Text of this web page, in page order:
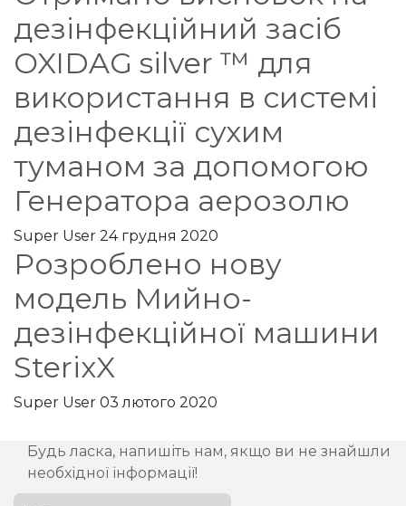
дезінфекційний засіб
OXIDAG silver ™ для
використання в системі
дезінфекції сухим
туманом за допомогою
Генератора аерозолю
Super User 24 грудня 2020
Розроблено нову
модель Мийно-
дезінфекційної машини
SterixX
Super User 03 лютого 2020
Будь ласка, напишіть нам, якщо ви не знайшли
необхідної інформації!